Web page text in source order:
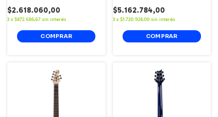
$2.618.060,00
3 x $872.686,67 sin interés
$5.162.784,00
3 x $1.720.928,00 sin interés